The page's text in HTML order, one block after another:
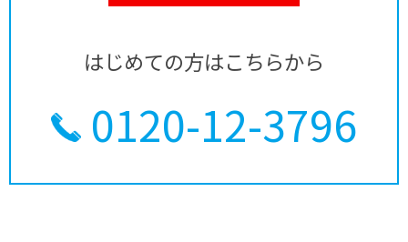
はじめての方はこちらから
0120-12-3796